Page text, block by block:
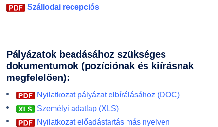
Kiemelt ösztöndíjak
Szolgáltatások
K+F+I
Kapcsolat
Online Studium
Együttműködő partnereink
Szállodai recepciós
Pályázatok beadásához szükséges
dokumentumok (pozíciónak és kiírásnak
megfelelően):
Nyilatkozat pályázat elbírálásához (DOC)
Személyi adatlap (XLS)
Nyilatkozat előadástartás más nyelven